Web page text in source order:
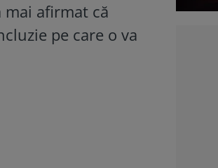
mai afirmat că
pe care o va